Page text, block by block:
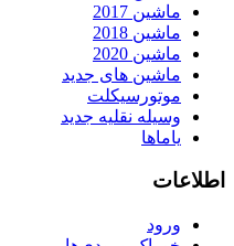
ماشین 2017
ماشین 2018
ماشین 2020
ماشین های جدید
موتورسیکلت
وسیله نقلیه جدید
یاماها
اطلاعات
ورود